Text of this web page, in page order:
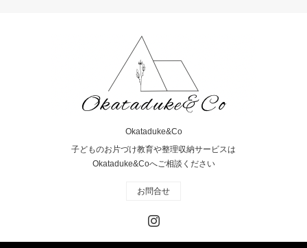
【お客様のお家】子ども
が自分で片づけられる収
納
Okataduke&Co
子どものお片づけ教育や整理収納サービスは
Okataduke&Coへご相談ください
お問合せ